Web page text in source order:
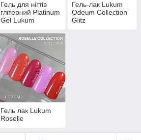
Гель для нігтів
глітерний Platinum
Gel Lukum
Гель-лак Lukum
Odeum Collection
Glitz
Гель лак Lukum
Roselle